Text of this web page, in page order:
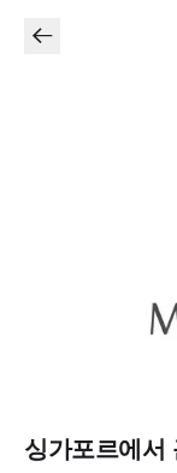
싱가포르에서